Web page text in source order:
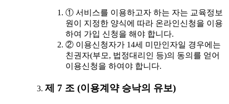
① 서비스를 이용하고자 하는 자는 교육정보
원이 지정한 양식에 따라 온라인신청을 이용
하여 가입 신청을 해야 합니다.
② 이용신청자가 14세 미만인자일 경우에는
친권자(부모, 법정대리인 등)의 동의를 얻어
이용신청을 하여야 합니다.
제 7 조 (이용계약 승낙의 유보)